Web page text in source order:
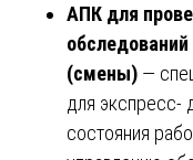
АПК для
(смены) —
для экспресс-
состояния